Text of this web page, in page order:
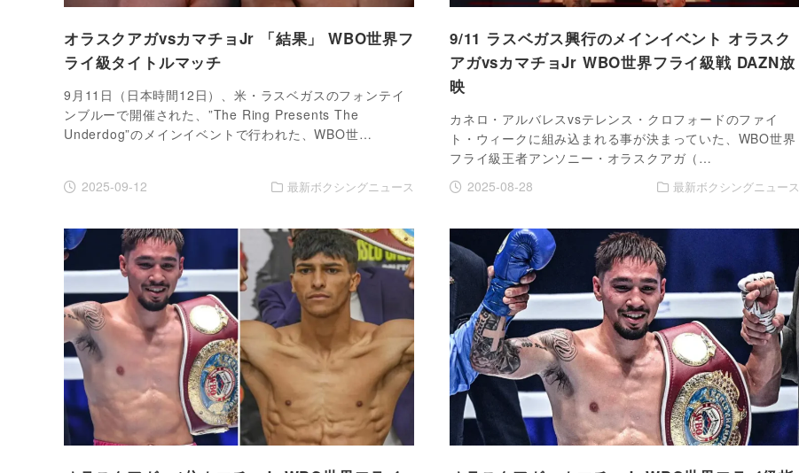
オラスクアガvsカマチョJr 「結果」 WBO世界フ
ライ級タイトルマッチ
9月11日（日本時間12日）、米・ラスベガスのフォンテイ
ンブルーで開催された、”The Ring Presents The
Underdog”のメインイベントで行われた、WBO世…
2025-09-12 最新ボクシングニュース
9/11 ラスベガス興行のメインイベント オラスク
アガvsカマチョJr WBO世界フライ級戦 DAZN放
映
カネロ・アルバレスvsテレンス・クロフォードのファイ
ト・ウィークに組み込まれる事が決まっていた、WBO世界
フライ級王者アンソニー・オラスクアガ（…
2025-08-28
最新ボクシングニュース